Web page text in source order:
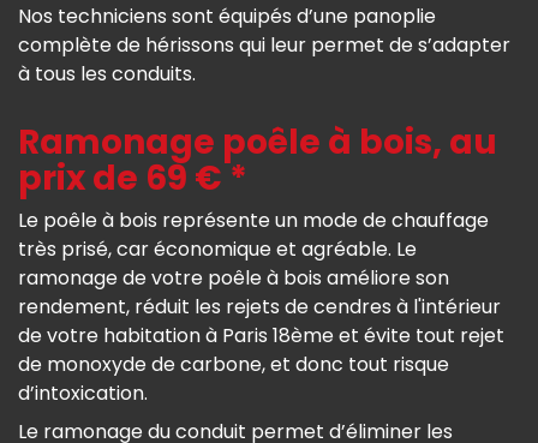
Nos techniciens sont équipés d’une panoplie
complète de hérissons qui leur permet de s’adapter
à tous les conduits.
Ramonage poêle à bois, au
prix de 69 € *
Le poêle à bois représente un mode de chauffage
très prisé, car économique et agréable. Le
ramonage de votre poêle à bois améliore son
rendement, réduit les rejets de cendres à l'intérieur
de votre habitation à Paris 18ème et évite tout rejet
de monoxyde de carbone, et donc tout risque
d’intoxication.
Le ramonage du conduit permet d’éliminer les